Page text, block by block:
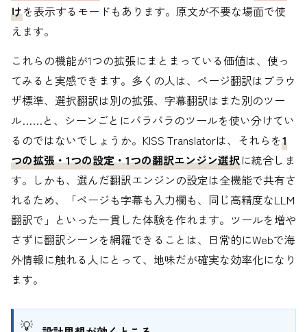
けを表示するモードもあります。原文が不要な場面で使
えます。
これらの機能が1つの拡張にまとまっている価値は、使っ
てみると実感できます。多くの人は、ページ翻訳はブラウ
ザ標準、選択翻訳は別の拡張、字幕翻訳はまた別のツー
ル……と、シーンごとにバラバラのツールを使い分けてい
るのではないでしょうか。KISS Translatorは、それらを1
つの拡張・1つの設定・1つの翻訳エンジン選択に統合しま
す。しかも、選んだ翻訳エンジンの設定は全機能で共有さ
れるため、「ページも字幕も入力欄も、同じ高精度なLLM
翻訳で」といった一貫した体験を作れます。ツールを増や
さずに翻訳シーンを網羅できることは、日常的にWebで海
外情報に触れる人にとって、地味だが確実な効率化になり
ます。